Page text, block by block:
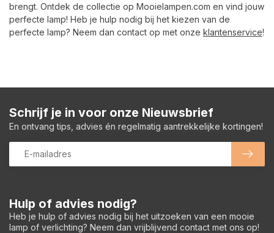
brengt. Ontdek de collectie op Mooielampen.com en vind jouw
perfecte lamp! Heb je hulp nodig bij het kiezen van de
perfecte lamp? Neem dan contact op met onze klantenservice!
Hulp of advies nodig?
Heb je hulp of advies nodig bij het uitzoeken van een mooie
lamp of verlichting? Neem dan vrijblijvend contact met ons op!
Schrijf je in voor onze Nieuwsbrief
En ontvang tips, advies én regelmatig aantrekkelijke kortingen!